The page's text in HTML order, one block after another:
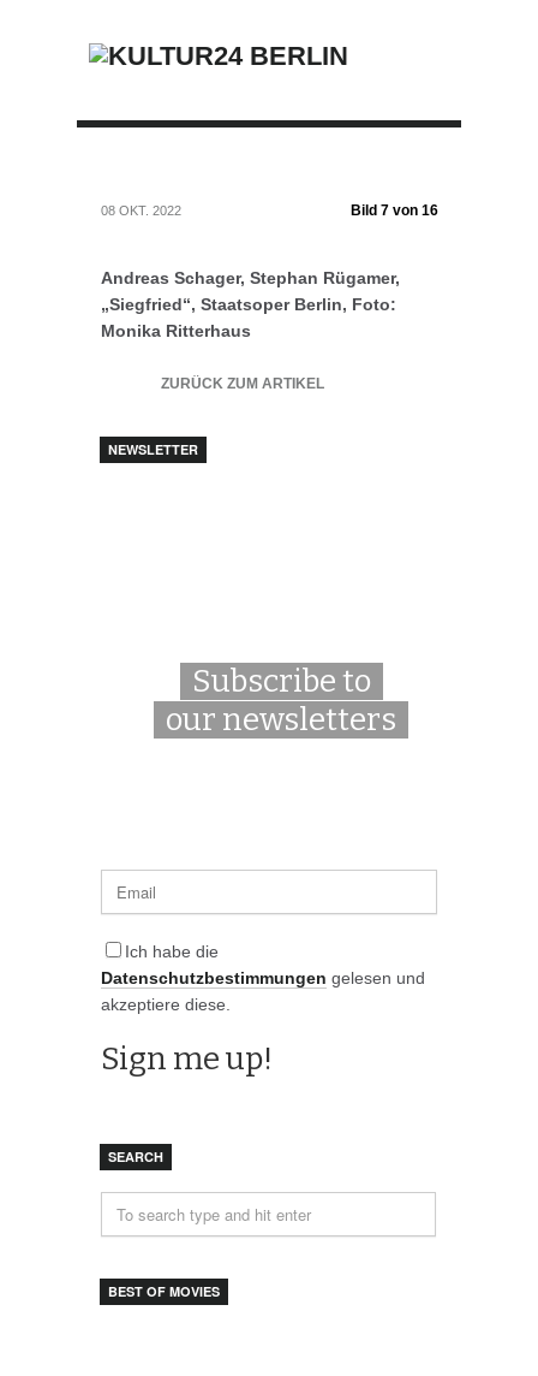
08 OKT. 2022 Bild 7 von 16
Andreas Schager, Stephan Rügamer,
„Siegfried“, Staatsoper Berlin, Foto:
Monika Ritterhaus
ZURÜCK ZUM ARTIKEL
NEWSLETTER
Subscribe to
our newsletters
Ich habe die
Datenschutzbestimmungen gelesen und
akzeptiere diese.
SEARCH
BEST OF MOVIES